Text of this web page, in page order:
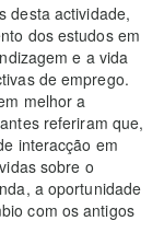
desta actividade,
dos estudos em
e a vida
de emprego.
melhor a
referiram que,
interacção em
sobre o
a oportunidade
com os antigos